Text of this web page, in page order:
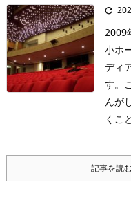

2009
小ホ
ディ
す。
んが
くこ
記事を読